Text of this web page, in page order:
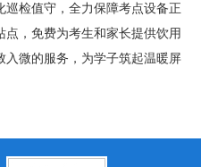
检值守，全力保障考点设备正
，免费为考生和家长提供饮用
微的服务，为学子筑起温暖屏